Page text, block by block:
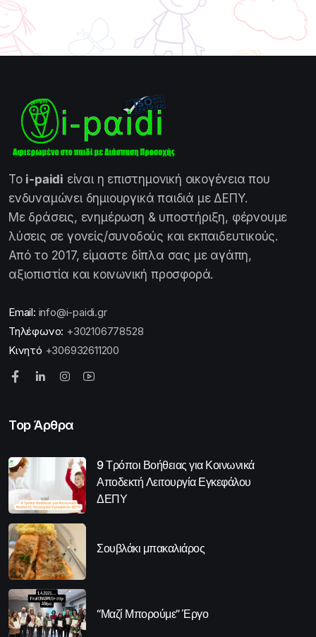
Το i-paidi είναι η επιστημονική οικογένεια που
ενδυναμώνει δημιουργικά παιδιά με ΔΕΠΥ.
Με δράσεις, ενημέρωση & υποστήριξη, φέρνουμε
λύσεις σε γονείς/συνοδούς και εκπαιδευτικούς.
Από το 2017, είμαστε δίπλα σας με αγάπη,
αξιοπιστία και κοινωνική προσφορά.
Email: info@i-paidi.gr
Τηλέφωνο: +302106778528
Κινητό +306932611200
Top Άρθρα
9 Τρόποι Βοήθειας για Κοινωνικά
Αποδεκτή Λειτουργία Εγκεφάλου
ΔΕΠΥ
Σουβλάκι μπακαλιάρος
“Μαζί Μπορούμε” Έργο